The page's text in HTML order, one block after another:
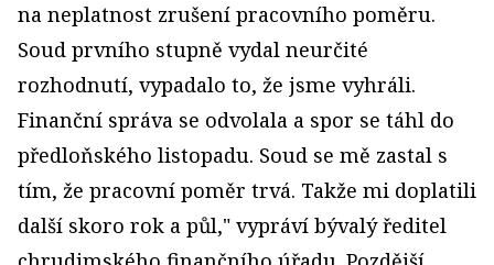
na neplatnost zrušení pracovního poměru.
Soud prvního stupně vydal neurčité
rozhodnutí, vypadalo to, že jsme vyhráli.
Finanční správa se odvolala a spor se táhl do
předloňského listopadu. Soud se mě zastal s
tím, že pracovní poměr trvá. Takže mi doplatili
další skoro rok a půl," vypráví bývalý ředitel